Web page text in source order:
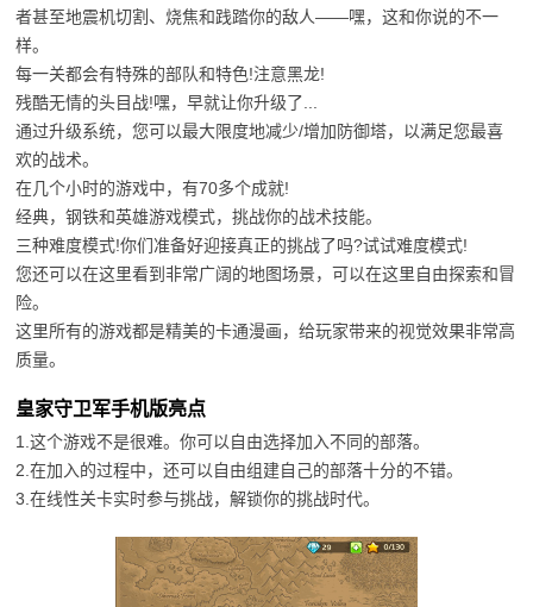
者甚至地震机切割、烧焦和践踏你的敌人——嘿，这和你说的不一
样。
每一关都会有特殊的部队和特色!注意黑龙!
残酷无情的头目战!嘿，早就让你升级了...
通过升级系统，您可以最大限度地减少/增加防御塔，以满足您最喜
欢的战术。
在几个小时的游戏中，有70多个成就!
经典，钢铁和英雄游戏模式，挑战你的战术技能。
三种难度模式!你们准备好迎接真正的挑战了吗?试试难度模式!
您还可以在这里看到非常广阔的地图场景，可以在这里自由探索和冒
险。
这里所有的游戏都是精美的卡通漫画，给玩家带来的视觉效果非常高
质量。
皇家守卫军手机版亮点
1.这个游戏不是很难。你可以自由选择加入不同的部落。
2.在加入的过程中，还可以自由组建自己的部落十分的不错。
3.在线性关卡实时参与挑战，解锁你的挑战时代。